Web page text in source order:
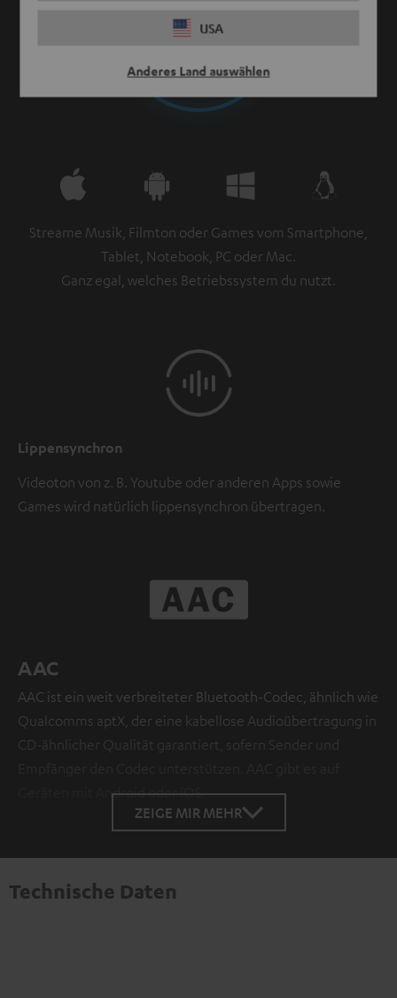
USA
Anderes Land auswählen
Streame Musik, Filmton oder Games vom Smartphone,
Tablet, Notebook, PC oder Mac.
Ganz egal, welches Betriebssystem du nutzt.
Lippensynchron
Videoton von z. B. Youtube oder anderen Apps sowie
Games wird natürlich lippensynchron übertragen.
AAC
AAC ist ein weit verbreiteter Bluetooth-Codec, ähnlich wie
Qualcomms aptX, der eine kabellose Audioübertragung in
CD-ähnlicher Qualität garantiert, sofern Sender und
Geräten mit Android oder iOS.
ZEIGE MIR MEHR
Technische Daten